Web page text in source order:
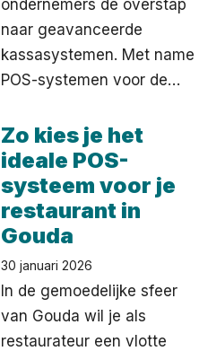
ondernemers de overstap
naar geavanceerde
kassasystemen. Met name
POS-systemen voor de…
Zo kies je het
ideale POS-
systeem voor je
restaurant in
Gouda
30 januari 2026
In de gemoedelijke sfeer
van Gouda wil je als
restaurateur een vlotte